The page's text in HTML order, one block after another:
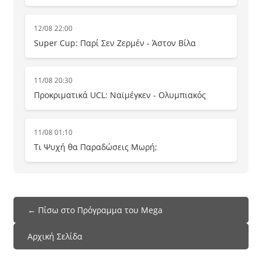
12/08 22:00
Super Cup: Παρί Σεν Ζερμέν - Άστον Βίλα
11/08 20:30
Προκριματικά UCL: Ναϊμέγκεν - Ολυμπιακός
11/08 01:10
Τι Ψυχή θα Παραδώσεις Μωρή;
← Πίσω στο Πρόγραμμα του Mega
Αρχική Σελίδα